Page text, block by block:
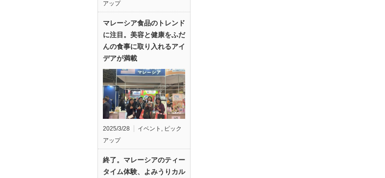
アップ
マレーシア食品のトレンド
に注目。美容と健康をふだ
んの食事に取り入れるアイ
デアが満載
2025/3/28 イベント
ピック
アップ
終了。マレーシアのティー
タイム体験、よみうりカル